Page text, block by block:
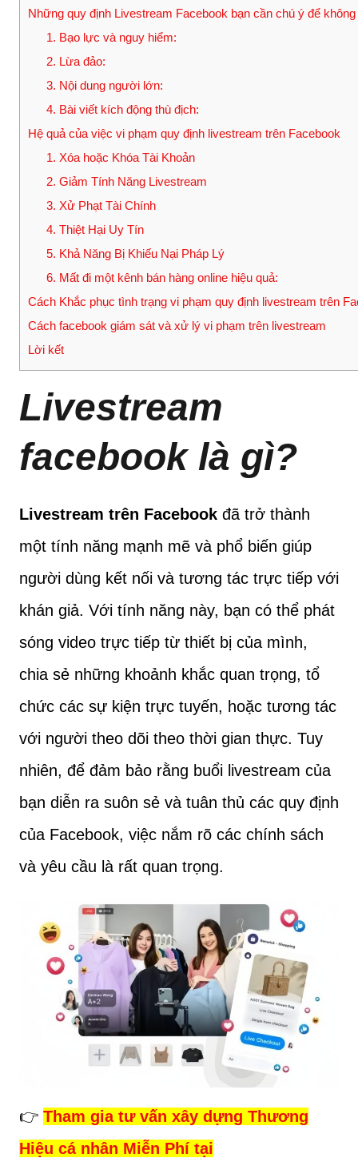
Những quy định Livestream Facebook bạn cần chú ý để
1. Bạo lực và nguy hiểm:
2. Lừa đảo:
3. Nội dung người lớn:
4. Bài viết kích động thù địch:
Hệ quả của việc vi phạm quy định livestream trên Facebook
1. Xóa hoặc Khóa Tài Khoản
2. Giảm Tính Năng Livestream
3. Xử Phạt Tài Chính
4. Thiệt Hại Uy Tín
5. Khả Năng Bị Khiếu Nại Pháp Lý
6. Mất đi một kênh bán hàng online hiệu quả:
Cách Khắc phục tình trạng vi phạm quy định livestream trên
Cách facebook giám sát và xử lý vi phạm trên livestream
Lời kết
Livestream
facebook là gì?
Livestream trên Facebook đã trở thành
một tính năng mạnh mẽ và phổ biến giúp
người dùng kết nối và tương tác trực tiếp với
khán giả. Với tính năng này, bạn có thể phát
sóng video trực tiếp từ thiết bị của mình,
chia sẻ những khoảnh khắc quan trọng, tổ
chức các sự kiện trực tuyến, hoặc tương tác
với người theo dõi theo thời gian thực. Tuy
nhiên, để đảm bảo rằng buổi livestream của
bạn diễn ra suôn sẻ và tuân thủ các quy định
của Facebook, việc nắm rõ các chính sách
và yêu cầu là rất quan trọng.
👉 Tham gia tư vấn xây dựng Thương
Hiệu cá nhân Miễn Phí tại